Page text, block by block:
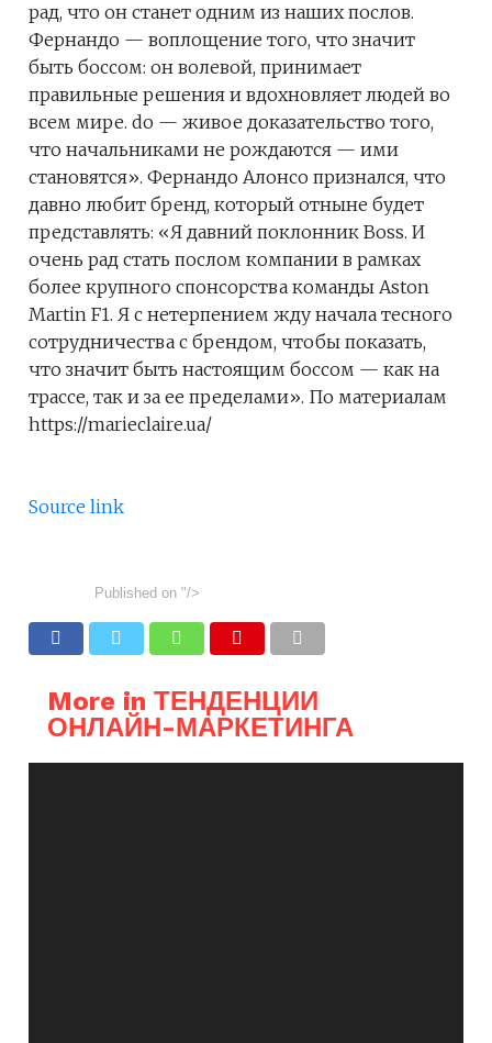
рад, что он станет одним из наших послов.
Фернандо — воплощение того, что значит
быть боссом: он волевой, принимает
правильные решения и вдохновляет людей во
всем мире. do — живое доказательство того,
что начальниками не рождаются — ими
становятся». Фернандо Алонсо признался, что
давно любит бренд, который отныне будет
представлять: «Я давний поклонник Boss. И
очень рад стать послом компании в рамках
более крупного спонсорства команды Aston
Martin F1. Я с нетерпением жду начала тесного
сотрудничества с брендом, чтобы показать,
что значит быть настоящим боссом — как на
трассе, так и за ее пределами». По материалам
https://marieclaire.ua/
Source link
Published on "/>
More in ТЕНДЕНЦИИ
ОНЛАЙН-МАРКЕТИНГА